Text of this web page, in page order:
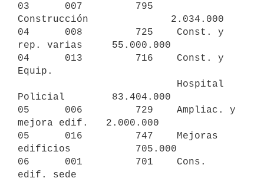
03      007         795
Construcción              2.034.000
04      008         725    Const. y
rep. varias     55.000.000
04      013         716    Const. y
Equip.
Policial        83.404.000
05      006         729    Ampliac. y
mejora edif.   2.000.000
05      016         747    Mejoras
edificios           705.000
06      001         701    Cons.
edif. sede